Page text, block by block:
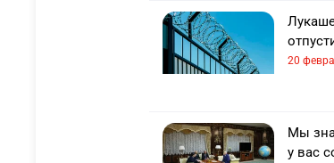
20
Мы
у вас